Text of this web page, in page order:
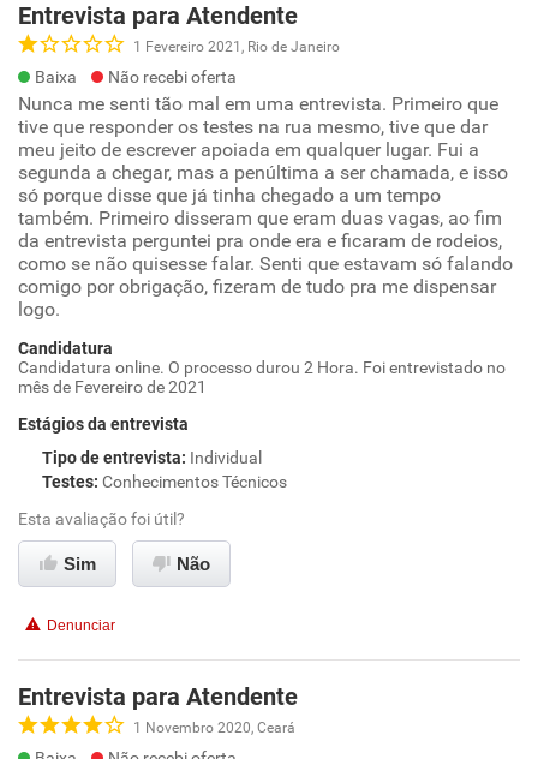
Entrevista para Atendente
1 Fevereiro 2021, Rio de Janeiro
Baixa Não recebi oferta
Nunca me senti tão mal em uma entrevista. Primeiro que
tive que responder os testes na rua mesmo, tive que dar
meu jeito de escrever apoiada em qualquer lugar. Fui a
segunda a chegar, mas a penúltima a ser chamada, e isso
só porque disse que já tinha chegado a um tempo
também. Primeiro disseram que eram duas vagas, ao fim
da entrevista perguntei pra onde era e ficaram de rodeios,
como se não quisesse falar. Senti que estavam só falando
comigo por obrigação, fizeram de tudo pra me dispensar
logo.
Candidatura
Candidatura online. O processo durou 2 Hora. Foi entrevistado no
mês de Fevereiro de 2021
Estágios da entrevista
Tipo de entrevista: Individual
Testes: Conhecimentos Técnicos
Esta avaliação foi útil?
Sim Não
Denunciar
Entrevista para Atendente
1 Novembro 2020, Ceará